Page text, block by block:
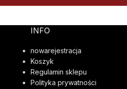
INFO
nowarejestracja
Koszyk
Regulamin sklepu
Polityka prywatności